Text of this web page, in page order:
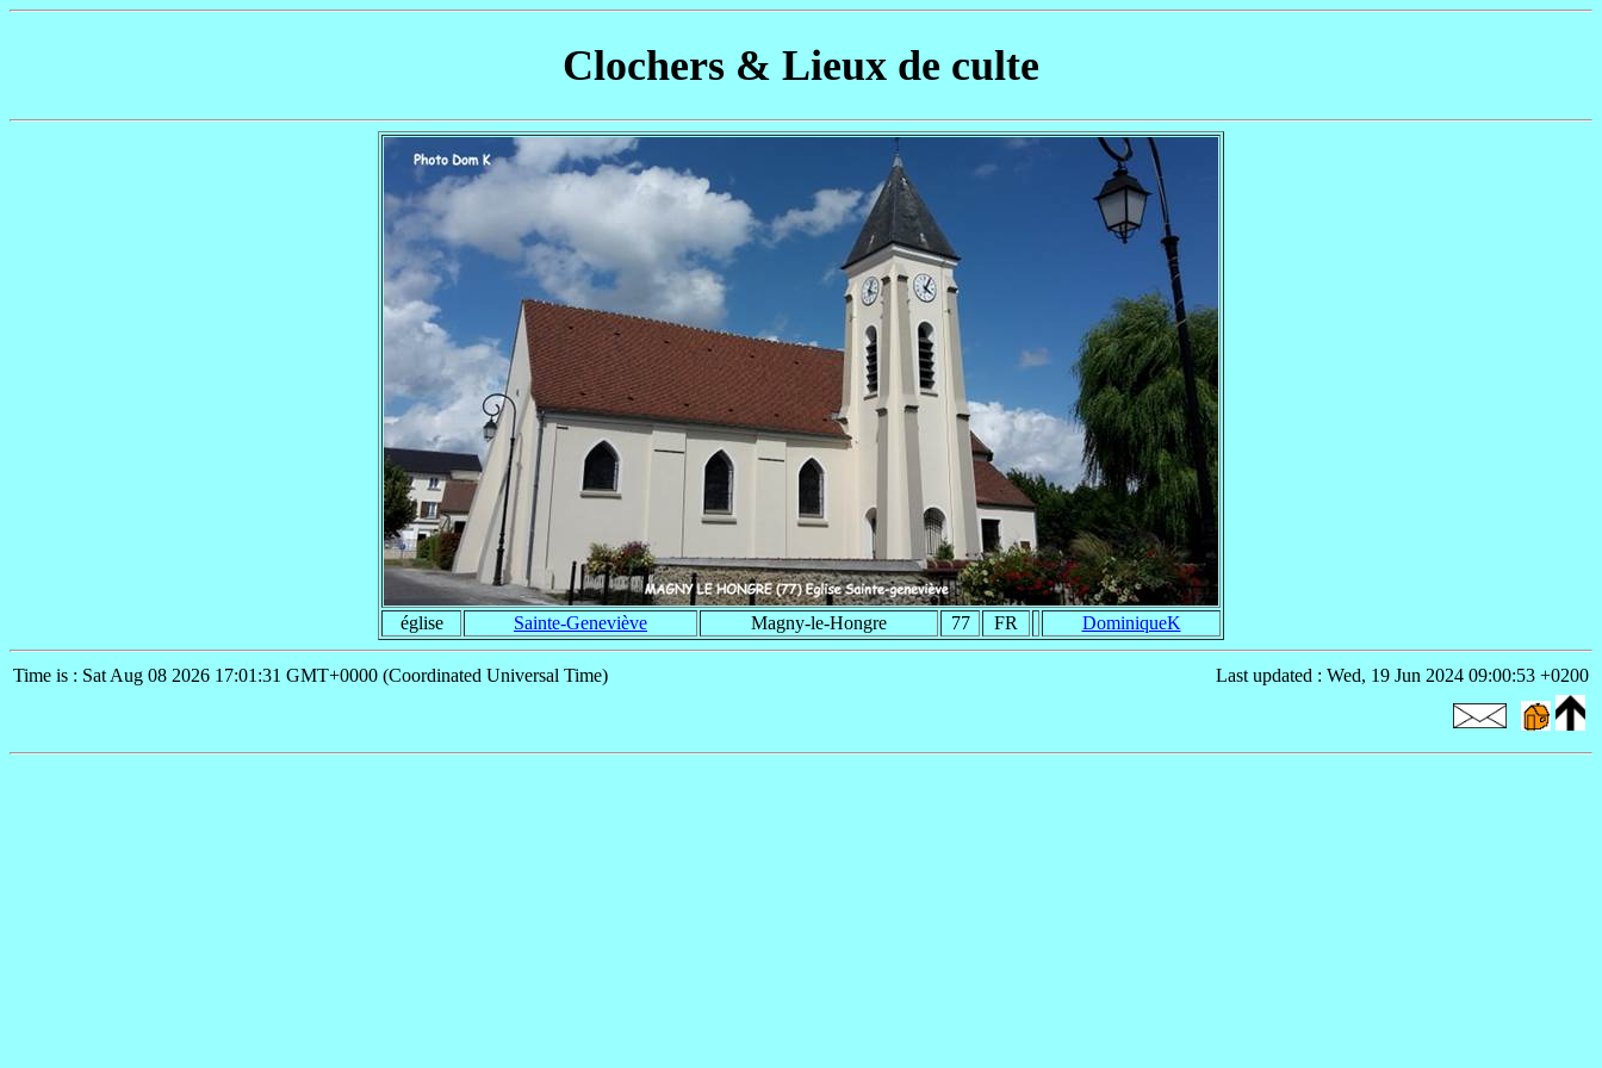
Clochers & Lieux de culte
église Sainte-Geneviève Magny-le-Hongre 77 FR DominiqueK
Time is : Sat Aug 08 2026 17:01:31 GMT+0000 (Coordinated Universal Time) Last updated : Wed, 19 Jun 2024 09:00:53 +0200